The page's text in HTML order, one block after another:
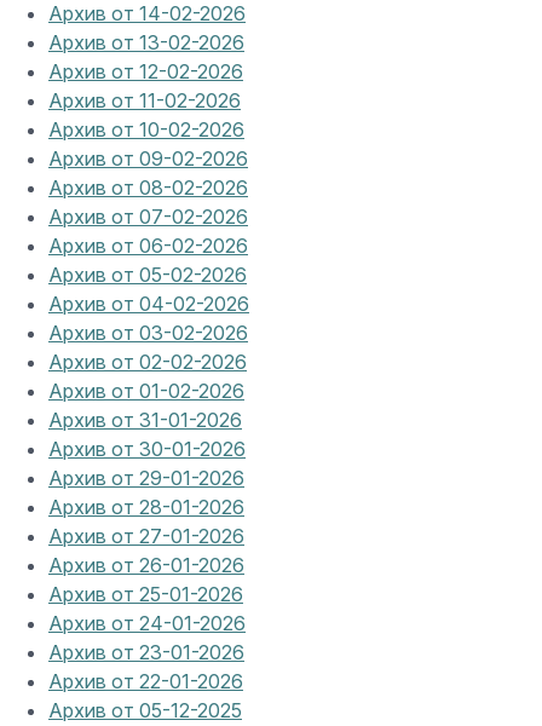
Архив от 14-02-2026
Архив от 13-02-2026
Архив от 12-02-2026
Архив от 11-02-2026
Архив от 10-02-2026
Архив от 09-02-2026
Архив от 08-02-2026
Архив от 07-02-2026
Архив от 06-02-2026
Архив от 05-02-2026
Архив от 04-02-2026
Архив от 03-02-2026
Архив от 02-02-2026
Архив от 01-02-2026
Архив от 31-01-2026
Архив от 30-01-2026
Архив от 29-01-2026
Архив от 28-01-2026
Архив от 27-01-2026
Архив от 26-01-2026
Архив от 25-01-2026
Архив от 24-01-2026
Архив от 23-01-2026
Архив от 22-01-2026
Архив от 05-12-2025